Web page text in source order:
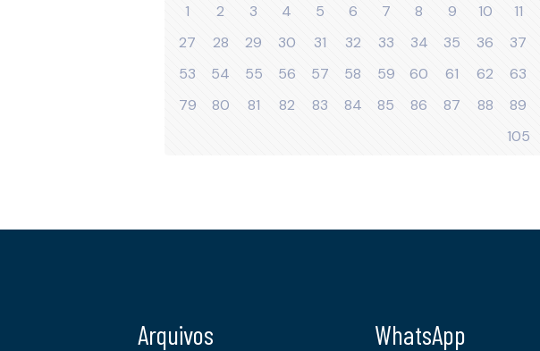
1 2 3 4 5 6 7 8 9 10 11
27
28 29 30 31 32 33 34 35 36 37
53
54 55 56 57 58 59 60 61 62 63
79
80 81 82 83 84 85 86 87 88 89
105
Arquivos WhatsApp